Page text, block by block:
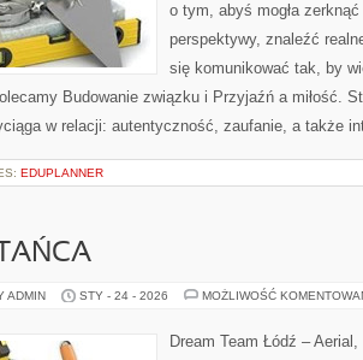
o tym, abyś mogła
perspektywy, znaleźć
się komunikować tak, by
Budowanie związku i Przyjaźń a miłość.
w relacji: autentyczność, zaufanie, a także
EDUPLANNER
ADMIN STY - 24 - 2026 MOŻLIWOŚĆ
Dream Team Łódź –